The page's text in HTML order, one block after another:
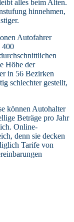
alles beim Alten.
hinnehmen,
Autofahrer
400
Höhe der
in 56 Bezirken
schlechter gestellt,
können Autohalter
Beträge pro Jahr
Online-
denn sie decken
Tarife von